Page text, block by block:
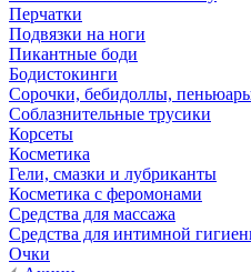
Перчатки
Подвязки на ноги
Пикантные боди
Бодистокинги
Сорочки, бебидоллы,
Соблазнительные трусики
Корсеты
Косметика
Гели, смазки и лубриканты
Косметика с феромонами
Средства для массажа
Средства для интимной
Очки